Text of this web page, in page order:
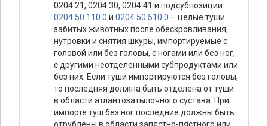
0204 21, 0204 30, 0204 41 и подсубпозиции
0204 50 110 0 и 0204 50 510 0 – целые туши
забитых животных после обескровливания,
нутровки и снятия шкуры, импортируемые с
головой или без головы, с ногами или без ног,
с другими неотделенными субпродуктами или
без них. Если туши импортируются без головы,
то последняя должна быть отделена от туши
в области атлантозатылочного сустава. При
импорте туш без ног последние должны быть